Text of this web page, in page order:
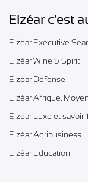
Elzéar c'est
Elzéar Executive
Elzéar Wine & Spirit
Elzéar Défense
Elzéar Afrique,
Elzéar Luxe et
Elzéar Agribusiness
Elzéar Education